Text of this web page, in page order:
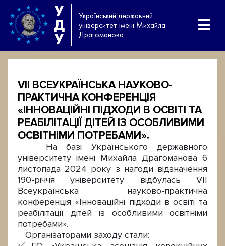
У
Д
У
Український державний
університет імені Михайла
Драгоманова
VII ВСЕУКРАЇНСЬКА НАУКОВО-
ПРАКТИЧНА КОНФЕРЕНЦІЯ
«ІННОВАЦІЙНІ ПІДХОДИ В ОСВІТІ ТА
РЕАБІЛІТАЦІЇ ДІТЕЙ ІЗ ОСОБЛИВИМИ
ОСВІТНІМИ ПОТРЕБАМИ».
На базі Українського державного
університету імені Михайла Драгоманова 6
листопада 2024 року з нагоди відзначення
190-річчя університету відбулась VII
Всеукраїнська науково-практична
конференція «Інноваційні підходи в освіті та
реабілітації дітей із особливими освітніми
потребами».
Організаторами заходу стали: